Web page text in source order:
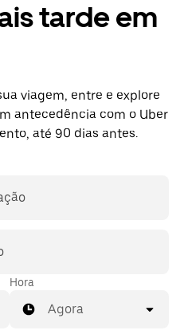
tarde em
viagem, entre e explore
antecedência com o Uber
até 90 dias antes.
Hora
Agora